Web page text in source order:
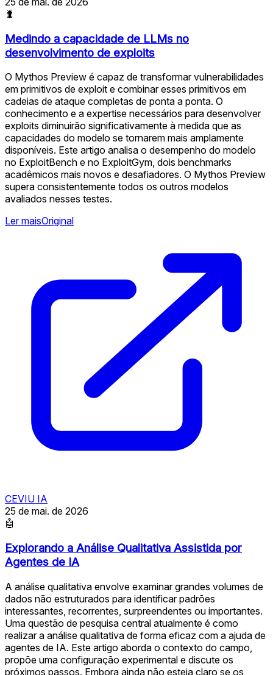
🐛
Medindo a capacidade de LLMs no
desenvolvimento de exploits
O Mythos Preview é capaz de transformar vulnerabilidades
em primitivos de exploit e combinar esses primitivos em
cadeias de ataque completas de ponta a ponta. O
conhecimento e a expertise necessários para desenvolver
exploits diminuirão significativamente à medida que as
capacidades do modelo se tornarem mais amplamente
disponíveis. Este artigo analisa o desempenho do modelo
no ExploitBench e no ExploitGym, dois benchmarks
acadêmicos mais novos e desafiadores. O Mythos Preview
supera consistentemente todos os outros modelos
avaliados nesses testes.
Ler maisOriginal
CEVIU IA
25 de mai. de 2026
🤖
Explorando a Análise Qualitativa Assistida por
Agentes de IA
A análise qualitativa envolve examinar grandes volumes de
dados não estruturados para identificar padrões
interessantes, recorrentes, surpreendentes ou importantes.
Uma questão de pesquisa central atualmente é como
realizar a análise qualitativa de forma eficaz com a ajuda de
agentes de IA. Este artigo aborda o contexto do campo,
propõe uma configuração experimental e discute os
próximos passos. Embora ainda não esteja claro se os